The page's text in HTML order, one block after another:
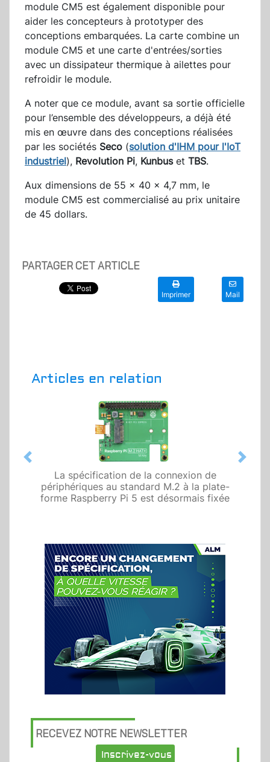
module CM5 est également disponible pour
aider les concepteurs à prototyper des
conceptions embarquées. La carte combine un
module CM5 et une carte d'entrées/sorties
avec un dissipateur thermique à ailettes pour
refroidir le module.
A noter que ce module, avant sa sortie officielle
pour l’ensemble des développeurs, a déjà été
mis en œuvre dans des conceptions réalisées
par les sociétés Seco (solution d'IHM pour l'IoT
industriel), Revolution Pi, Kunbuset TBS.
Aux dimensions de 55 × 40 × 4,7 mm, le
module CM5 est commercialisé au prix unitaire
de 45 dollars.
PARTAGER CET ARTICLE
Imprimer Mail
Articles en relation
La spécification de la connexion de
périphériques au standard M.2 à la plate-
forme Raspberry Pi 5 est désormais fixée
Previous Next
RECEVEZ NOTRE NEWSLETTER
Inscrivez-vous